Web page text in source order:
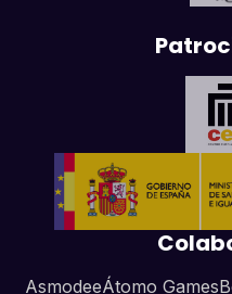
AsmodeeÁtomo Games